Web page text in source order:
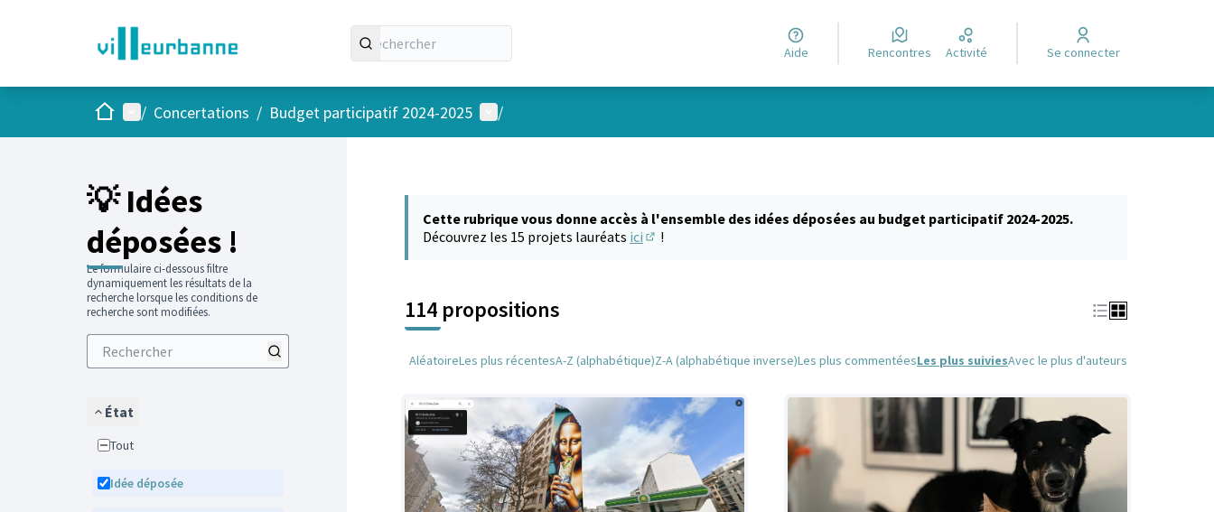
Aide Rencontres Activité Se connecter
AccueilMenu principal
/ Concertations / Budget participatif 2024-2025 Menu utilisateur
/
💡 Idées
déposées !
Le formulaire ci-dessous filtre
dynamiquement les résultats de la
recherche lorsque les conditions de
recherche sont modifiées.
État
Tout
Idée déposée
Cette rubrique vous donne accès à l'ensemble des idées déposées au budget participatif 2024-2025.
Découvrez les 15 projets lauréats ici !
114 propositions
AléatoireLes plus récentesA-Z (alphabétique)Z-A (alphabétique inverse)Les plus commentéesLes plus suiviesAvec le plus d'auteurs